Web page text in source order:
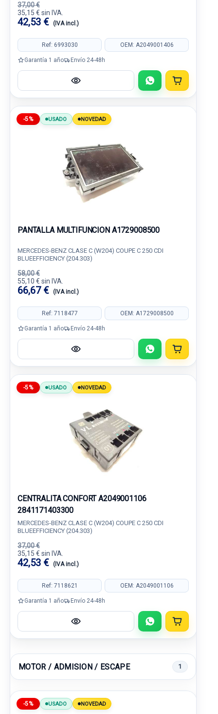
37,00 €
35,15 € sin IVA.
42,53 € (IVA incl.)
Ref: 6993030 OEM: A2049001406
Garantía 1 año Envío 24-48h
-5% USADO NOVEDAD
PANTALLA MULTIFUNCION A1729008500
MERCEDES-BENZ CLASE C (W204) COUPE C 250 CDI
BLUEEFFICIENCY (204.303)
58,00 €
55,10 € sin IVA.
66,67 € (IVA incl.)
Ref: 7118477 OEM: A1729008500
Garantía 1 año Envío 24-48h
-5% USADO NOVEDAD
CENTRALITA CONFORT A2049001106
2841171403300
MERCEDES-BENZ CLASE C (W204) COUPE C 250 CDI
BLUEEFFICIENCY (204.303)
37,00 €
35,15 € sin IVA.
42,53 € (IVA incl.)
Ref: 7118621 OEM: A2049001106
Garantía 1 año Envío 24-48h
MOTOR / ADMISION / ESCAPE 1
-5% USADO NOVEDAD